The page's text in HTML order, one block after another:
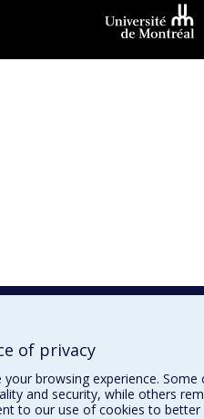
Montréal
of privacy
browsing experience. Some
and security, while others
to our use of cookies to better